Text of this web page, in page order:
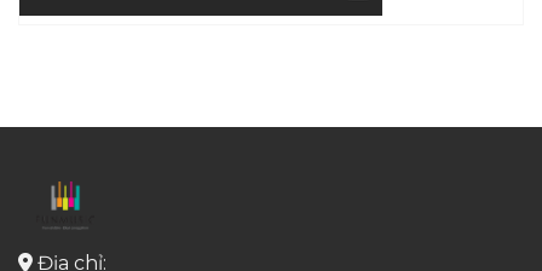
Địa chỉ: